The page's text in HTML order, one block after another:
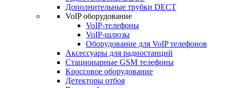
Дополнительные трубки DECT
VoIP оборудование
VoIP-телефоны
VoIP-шлюзы
Оборудование для VoIP телефонов
Аксессуары для радиостанций
Стационарные GSM телефоны
Кроссовое оборудование
Детекторы отбоя